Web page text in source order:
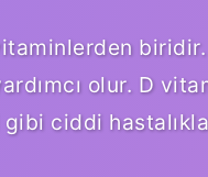
olur. D
ciddi